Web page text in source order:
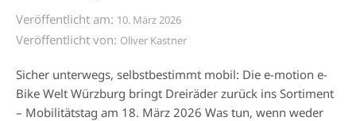
Veröffentlicht am: 10. März 2026
Veröffentlicht von: Oliver Kastner
Sicher unterwegs, selbstbestimmt mobil: Die e-motion e-
Bike Welt Würzburg bringt Dreiräder zurück ins Sortiment
– Mobilitätstag am 18. März 2026 Was tun, wenn weder